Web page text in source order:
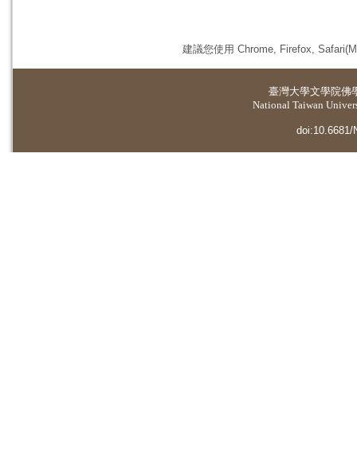
建議您使用 Chrome, Firefox,
臺灣大學文學院佛
National Taiwan
doi:10.6681/